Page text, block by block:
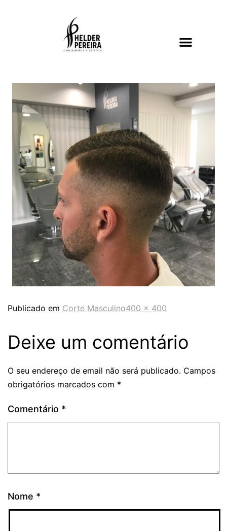
Publicado em Corte Masculino400 × 400
Deixe um comentário
O seu endereço de email não será publicado. Campos
obrigatórios marcados com *
Comentário *
Nome *